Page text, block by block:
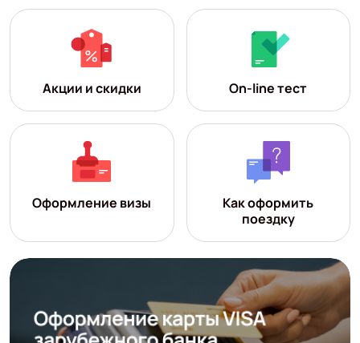
Акции и скидки On-line тест
Оформление визы
Как оформить
поездку